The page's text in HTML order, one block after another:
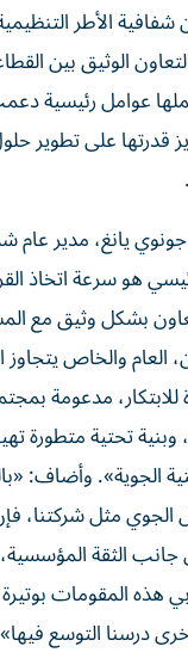
الأطر
الوثيق بين
عوامل رئيسية
قدرتها على تطوير
يانغ، مدير عام
هو سرعة اتخاذ
بشكل وثيق مع
العام والخاص يتجاوز
مدعومة
تحتية متطورة
الجوية». وأضاف:
مثل شركتنا،
الثقة المؤسسية،
هذه المقومات
درسنا التوسع